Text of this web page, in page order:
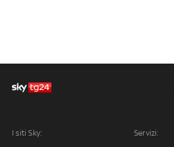
I siti Sky: Servizi: